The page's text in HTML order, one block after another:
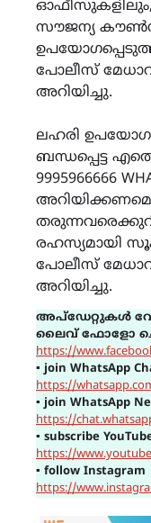
ഓഫീസുകളിലും,
സൗജന്യ
പോലീസ്
അറിയിച്ചു.
ലഹരി
ബന്ധപ്പെട്ട
9995966666
രഹസ്യമായി
പോലീസ്
അറിയിച്ചു.
അപ്ഡേറ്റുകൾ
ലൈവ് ഫോളോ
https://
▪join WhatsApp
https://
▪join WhatsApp
https://
▪ subscribe
https://
▪ follow Instagram
https://